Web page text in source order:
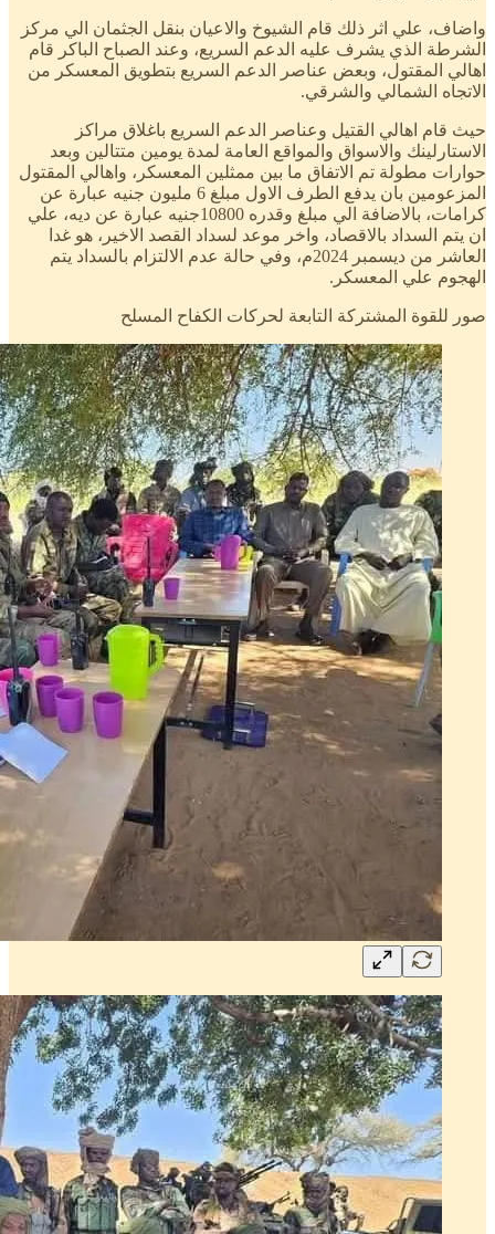
واضاف، علي اثر ذلك قام الشيوخ والاعيان بنقل الجثمان الي مركز
الشرطة الذي يشرف عليه الدعم السريع، وعند الصباح الباكر قام
اهالي المقتول، وبعض عناصر الدعم السريع بتطويق المعسكر من
الاتجاه الشمالي والشرقي.
حيث قام اهالي القتيل وعناصر الدعم السريع باغلاق مراكز
الاستارلينك والاسواق والمواقع العامة لمدة يومين متتالين وبعد
حوارات مطولة تم الاتفاق ما بين ممثلين المعسكر، واهالي المقتول
المزعومين بان يدفع الطرف الاول مبلغ 6 مليون جنيه عبارة عن
كرامات، بالاضافة الي مبلغ وقدره 10800جنيه عبارة عن ديه، علي
ان يتم السداد بالاقصاد، واخر موعد لسداد القصد الاخير، هو غدا
العاشر من ديسمبر 2024م، وفي حالة عدم الالتزام بالسداد يتم
الهجوم علي المعسكر.
صور للقوة المشتركة التابعة لحركات الكفاح المسلح